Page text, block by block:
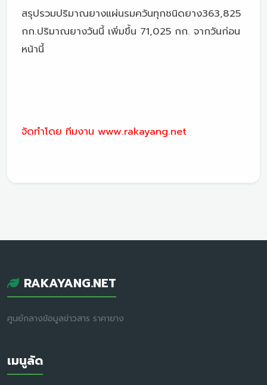
สรุปรวมปริมาณยางแผ่นรมควันทุกชนิดยาง363,825
กก.ปริมาณยางวันนี้ เพิ่มขึ้น 71,025 กก. จากวันก่อน
หน้านี้
จัดทำโดย ทีมงาน www.rakayang.net
RAKAYANG.NET
ศูนย์กลางข้อมูลข่าวสาร ราคายาง
เมนูลัด